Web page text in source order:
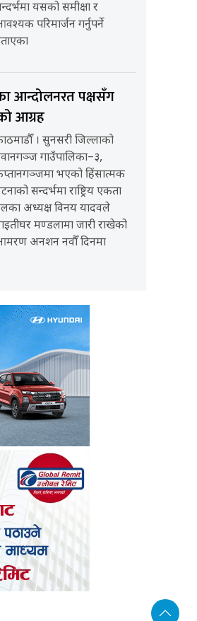
यसको समीक्षा र
परिमार्जन गर्नुपर्ने
आन्दोलनरत पक्षसँग
आग्रह
। सुनसरी जिल्लाको
गाउँपालिका–३,
भएको हिंसात्मक
सन्दर्भमा राष्ट्रिय एकता
अध्यक्ष विनय यादवले
मण्डलामा जारी राखेको
अनशन नवौँ दिनमा